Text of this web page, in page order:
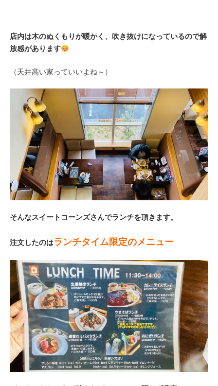
店内は木のぬくもりが暖かく、吹き抜けになっているので解
放感があります
（天井高い家っていいよね～）
そんなスイートコーンズさんでランチを頂きます。
注文したのはランチタイム限定のメニュー